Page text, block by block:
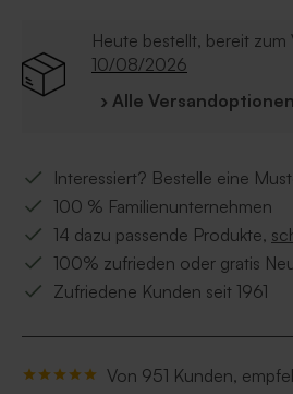
Heute bestellt, bereit zum
10/08/2026
› Alle
Interessiert? Bestelle eine
100 % Familienunternehmen
14 dazu passende Produkte,
100% zufrieden oder gratis
Zufriedene Kunden seit 1961
Von 951 Kunden,